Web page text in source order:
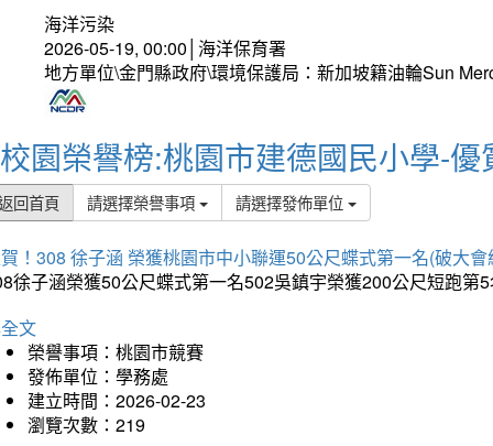
海洋污染
2026-05-19, 00:00│海洋保育署
地方單位\金門縣政府\環境保護局：新加坡籍油輪Sun
校園榮譽榜:桃園市建德國民小學-優
回首頁 請選擇榮譽事項 請選擇發佈單位
！308 徐子涵 榮獲桃園市中小聯運50公尺蝶式第一名(破大會
徐子涵榮獲50公尺蝶式第一名502吳鎮宇榮獲200公尺短跑
文
榮譽事項：桃園市競賽
發佈單位：學務處
建立時間：2026-02-23
瀏覽次數：219